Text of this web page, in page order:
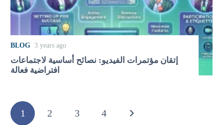
BLOG 3 years ago
إتقان مؤتمرات الفيديو: نصائح أساسية لاجتماعات
افتراضية فعالة
1 2 3 4